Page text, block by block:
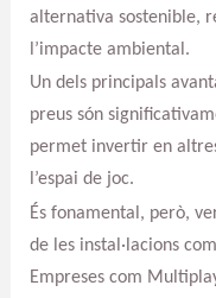
alternativa sostenible,
l’impacte ambiental.
Un dels principals
preus són
permet invertir en
l’espai de joc.
És fonamental, però,
de les instal·lacions
Empreses com